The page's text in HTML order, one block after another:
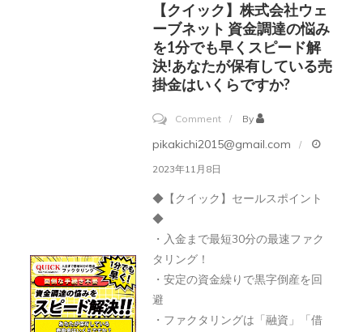
【クイック】株式会社ウェ
ーブネット 資金調達の悩み
を1分でも早くスピード解
決!あなたが保有している売
掛金はいくらですか?
Commenton
【ク
ク】
会
ウ
By
pikakichi2015@gmail.com
2023年11月8日
◆【クイック】セールスポイント
◆
・入金まで最短30分の最速ファク
タリング！
・安定の資金繰りで黒字倒産を回
避
・ファクタリングは「融資」「借